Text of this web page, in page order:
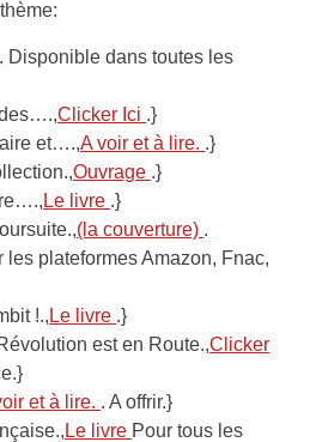
. Disponible dans toutes les
Clicker Ici .}
et….,A voir et à lire. .}
Ouvrage .}
Le livre .}
(la couverture) .
les plateformes Amazon, Fnac,
!., Le livre .}
est en Route.,Clicker
et à lire. . A offrir.}
Le livre Pour tous les